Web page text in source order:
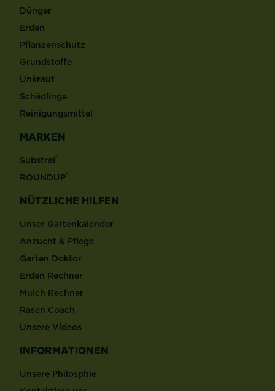
Dünger
Erden
Pflanzenschutz
Grundstoffe
Unkraut
Schädlinge
Reinigungsmittel
MARKEN
Substral®
ROUNDUP®
NÜTZLICHE HILFEN
Unser Gartenkalender
Anzucht & Pflege
Garten Doktor
Erden Rechner
Mulch Rechner
Rasen Coach
Unsere Videos
INFORMATIONEN
Unsere Philosphie